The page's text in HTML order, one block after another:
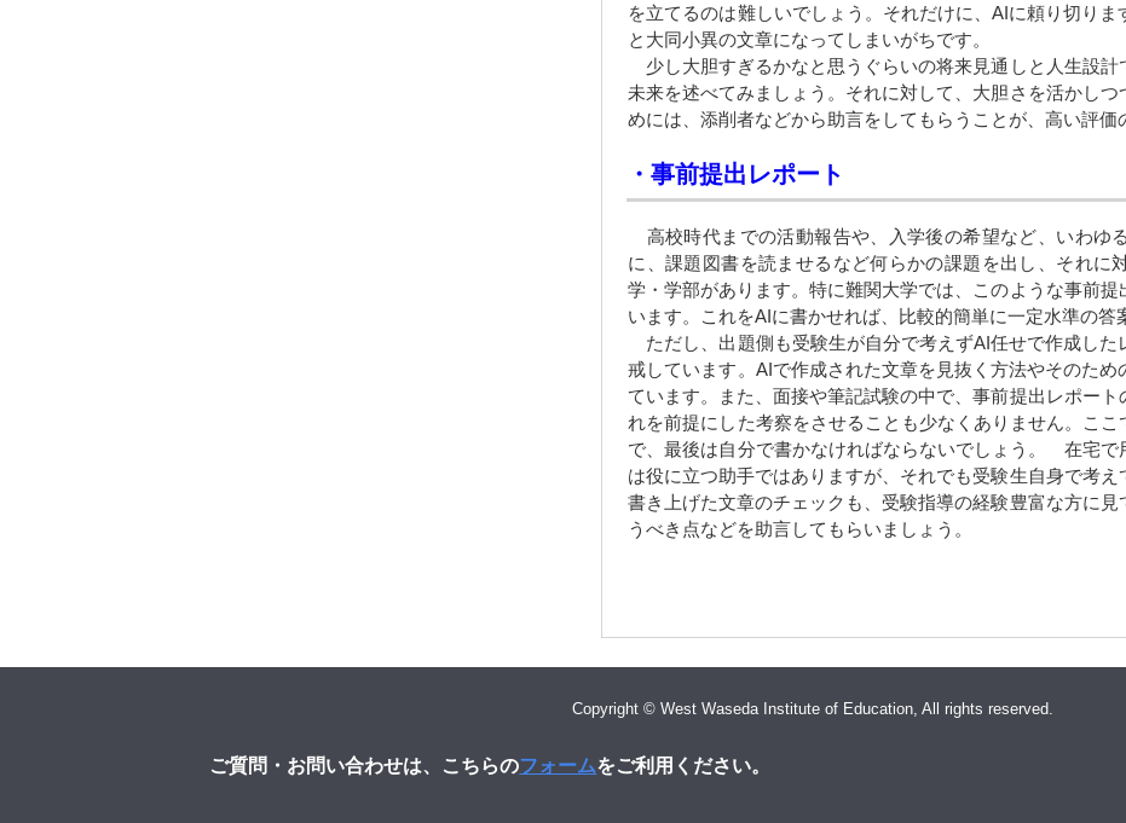
を立てるのは難しいでしょう。それだけに、AIに頼り切り
と大同小異の文章になってしまいがちです。
少し大胆すぎるかなと思うぐらいの将来見通しと人生設計
未来を述べてみましょう。それに対して、大胆さを活かし
めには、添削者などから助言をしてもらうことが、高い評価
・事前提出レポート
高校時代までの活動報告や、入学後の希望など、いわゆ
に、課題図書を読ませるなど何らかの課題を出し、それに
学・学部があります。特に難関大学では、このような事前
います。これをAIに書かせれば、比較的簡単に一定水準の答
ただし、出題側も受験生が自分で考えずAI任せで作成した
戒しています。AIで作成された文章を見抜く方法やそのた
ています。また、面接や筆記試験の中で、事前提出レポー
れを前提にした考察をさせることも少なくありません。こ
で、最後は自分で書かなければならないでしょう。 在宅で
は役に立つ助手ではありますが、それでも受験生自身で考
書き上げた文章のチェックも、受験指導の経験豊富な方に
うべき点などを助言してもらいましょう。
Copyright © West Waseda Institute of Education, All rights reserved.
ご質問・お問い合わせは、こちらのフォームをご利用ください。